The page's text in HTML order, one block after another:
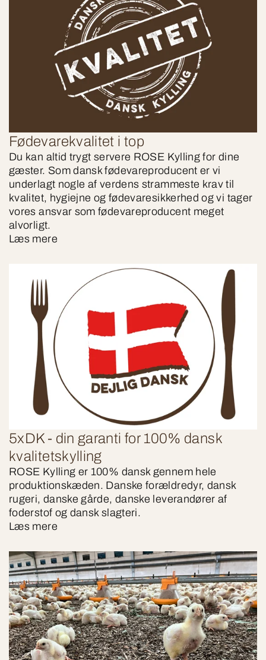
Fødevarekvalitet i top
Du kan altid trygt servere ROSE Kylling for dine
gæster. Som dansk fødevareproducent er vi
underlagt nogle af verdens strammeste krav til
kvalitet, hygiejne og fødevaresikkerhed og vi tager
vores ansvar som fødevareproducent meget
alvorligt.
Læs mere
5xDK - din garanti for 100% dansk
kvalitetskylling
ROSE Kylling er 100% dansk gennem hele
produktionskæden. Danske forældredyr, dansk
rugeri, danske gårde, danske leverandører af
foderstof og dansk slagteri.
Læs mere